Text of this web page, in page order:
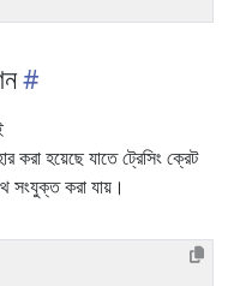
করা হয়েছে যাতে ট্রেসিং ক্রেট
করা যায়।